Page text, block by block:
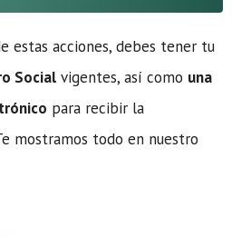
estas acciones, debes tener tu
Social vigentes, así como una
para recibir la
mostramos todo en nuestro